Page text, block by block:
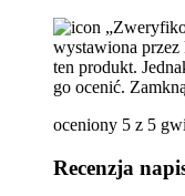
wystawiona
ten produkt.
go ocenić.
oceniony 5 z 5
Recenzja